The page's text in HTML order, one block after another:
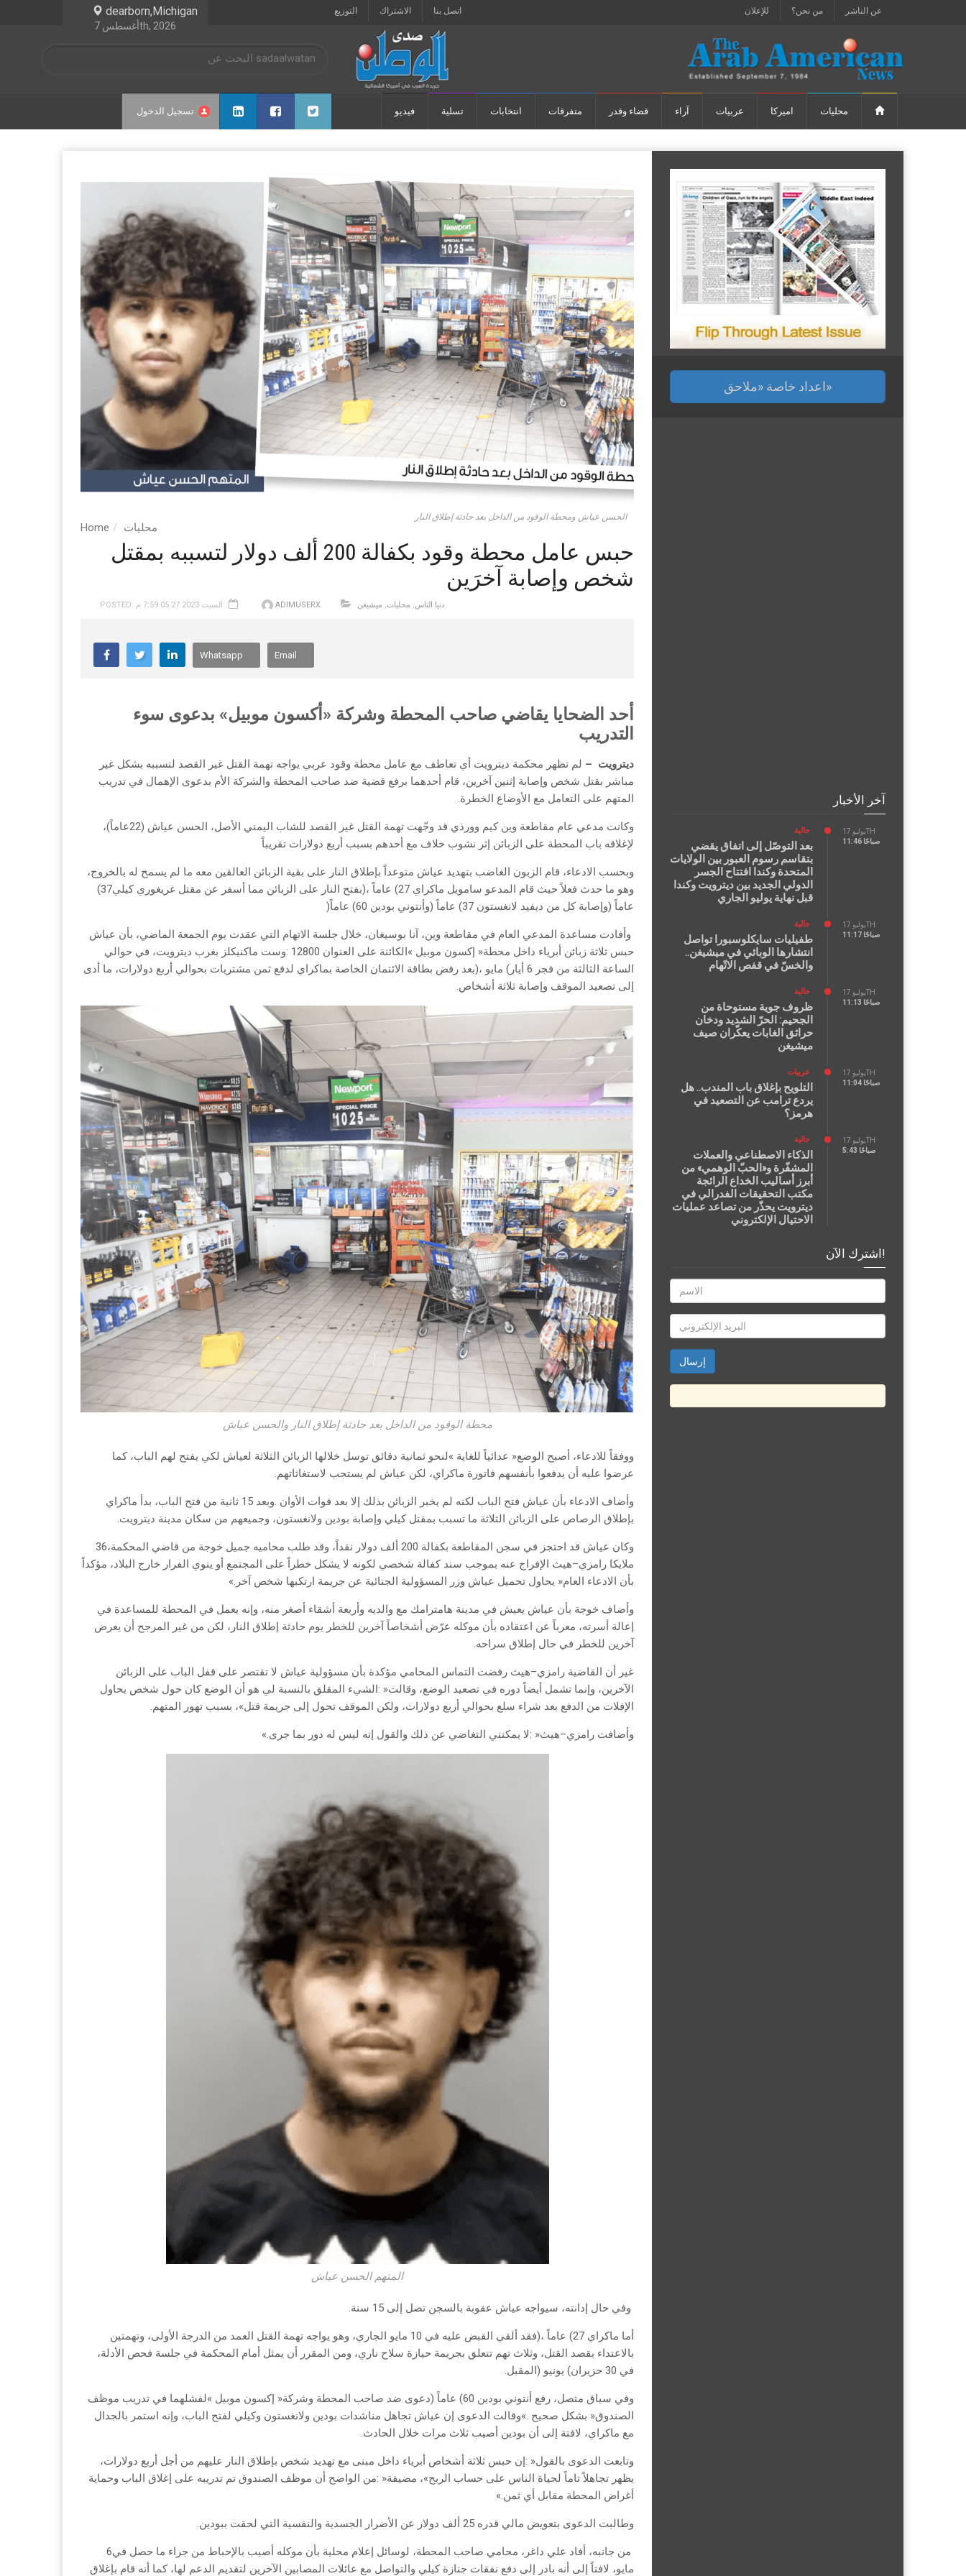
dearborn,Michigan
أغسطس 7th, 2026
اتصل بنا الاشتراك التوزيع عن الناشر من نحن؟ للإعلان
تسجيل الدخول محليات اميركا عربيات آراء قضاء وقدر متفرقات انتخابات تسلية فيديو
الحسن‭ ‬عياش ومحطة الوقود من الداخل بعد حادثة إطلاق النار
Home محليات
حبس عامل محطة وقود بكفالة 200 ألف دولار لتسببه بمقتل
شخص وإصابة آخرَين
POSTED: السبت 05.27.2023 7:59 م ADIMUSERX دنيا الناس, محليات, ميشيغن
Whatsapp Email
‬التدريب
ديترويت‭ ‬ –
‬المتهم‭ ‬على‭ ‬التعامل‭ ‬مع‭ ‬الأوضاع‭ ‬الخطرة‭.‬
‬لإغلاقه‭ ‬باب‭ ‬المحطة‭ ‬على‭ ‬الزبائن‭ ‬إثر‭ ‬نشوب‭ ‬خلاف‭ ‬مع‭ ‬أحدهم‭ ‬بسبب‭ ‬أربع‭ ‬دولارات‭ ‬تقريباً
‬وهو‭ ‬ما‭ ‬حدث‭ ‬فعلاً‭ ‬حيث‭ ‬قام‭ ‬المدعو‭ ‬سامويل‭ ‬ماكراي‭ (‬27‭ ‬عاماً‭)‬،‭ ‬بفتح‭ ‬النار‭ ‬على‭ ‬الزبائن‭ ‬مما‭ ‬أسفر‭ ‬عن‭ ‬مقتل‭ ‬غريغوري‭ ‬كيلي‭ (‬37‭
‬عاماً‭) ‬وإصابة‭ ‬كل‭ ‬من‭ ‬ديفيد‭ ‬لانغستون‭ (‬37‭ ‬عاماً‭) ‬وأنتوني‭ ‬بودين‭ (‬60‭ ‬عاماً‭)‬
‬إلى‭ ‬تصعيد‭ ‬الموقف‭ ‬وإصابة‭ ‬ثلاثة‭ ‬أشخاص‭.‬
محطة الوقود من الداخل بعد حادثة إطلاق النار والحسن عياش
‬عرضوا‭ ‬عليه‭ ‬أن‭ ‬يدفعوا‭ ‬بأنفسهم‭ ‬فاتورة‭ ‬ماكراي،‭ ‬لكن‭ ‬عياش‭ ‬لم‭ ‬يستجب‭ ‬لاستغاثاتهم‭.‬
‬بإطلاق‭ ‬الرصاص‭ ‬على‭ ‬الزبائن‭ ‬الثلاثة‭ ‬ما‭ ‬تسبب‭ ‬بمقتل‭ ‬كيلي‭ ‬وإصابة‭ ‬بودين‭ ‬ولانغستون،‭ ‬وجميعهم‭ ‬من‭ ‬سكان‭ ‬مدينة‭ ‬ديترويت‭.‬
وكان‭ ‬عياش‭ ‬قد‭ ‬احتجز‭ ‬في‭ ‬سجن‭ ‬المقاطعة‭ ‬بكفالة‭ ‬200‭ ‬ألف‭ ‬دولار‭ ‬نقداً،‭ ‬وقد‭ ‬طلب‭ ‬محاميه‭ ‬جميل‭ ‬خوجة‭ ‬من‭ ‬قاضي‭ ‬المحكمة‭ ‬36،‭
‬بأن‭ ‬الادعاء‭ ‬العام‭ ‬‮«‬يحاول‭ ‬تحميل‭ ‬عياش‭ ‬وزر‭ ‬المسؤولية‭ ‬الجنائية‭ ‬عن‭ ‬جريمة‭ ‬ارتكبها‭ ‬شخص‭ ‬آخر‮»‬‭.‬
‬آخرين‭ ‬للخطر‭ ‬في‭ ‬حال‭ ‬إطلاق‭ ‬سراحه‭.‬
‬الإفلات‭ ‬من‭ ‬الدفع‭ ‬بعد‭ ‬شراء‭ ‬سلع‭ ‬بحوالي‭ ‬أربع‭ ‬دولارات،‭ ‬ولكن‭ ‬الموقف‭ ‬تحول‭ ‬إلى‭ ‬جريمة‭ ‬قتل‮»‬،‭ ‬بسبب‭ ‬تهور‭ ‬المتهم‭.‬
وأضافت‭ ‬رامزي–هيث‭: ‬‮«‬لا‭ ‬يمكنني‭ ‬التغاضي‭ ‬عن‭ ‬ذلك‭ ‬والقول‭ ‬إنه‭ ‬ليس‭ ‬له‭ ‬دور‭ ‬بما‭ ‬جرى‮»‬‭.‬
المتهم الحسن عياش
‬في‭ ‬30‭ ‬حزيران‭ (‬يونيو‭) ‬المقبل‭.‬
‬مع‭ ‬ماكراي،‭ ‬لافتة‭ ‬إلى‭ ‬أن‭ ‬بودين‭ ‬أصيب‭ ‬ثلاث‭ ‬مرات‭ ‬خلال‭ ‬الحادث‭.‬
‬أغراض‭ ‬المحطة‭ ‬مقابل‭ ‬أي‭ ‬ثمن‮»‬‭.‬
وطالبت‭ ‬الدعوى‭ ‬بتعويض‭ ‬مالي‭ ‬قدره‭ ‬25‭ ‬ألف‭ ‬دولار‭ ‬عن‭ ‬الأضرار‭ ‬الجسدية‭ ‬والنفسية‭ ‬التي‭ ‬لحقت‭ ‬ببودين‭.‬
‭ ‬من‭ ‬جانبه،‭ ‬أفاد‭ ‬علي‭ ‬داغر،‭ ‬محامي‭ ‬صاحب‭ ‬المحطة،‭ ‬لوسائل‭ ‬إعلام‭ ‬محلية‭ ‬بأن‭ ‬موكله‭ ‬أصيب‭ ‬بالإحباط‭ ‬من‭ ‬جراء‭ ‬ما‭ ‬حصل‭ ‬في‭ ‬6‭
اعداد خاصة «ملاحق»
آخر الأخبار
يوليو 17TH
11:46 صباحًا
جالية
بعد التوصّل إلى اتفاق يقضي
بتقاسم رسوم العبور بين الولايات
المتحدة وكندا افتتاح الجسر
الدولي الجديد بين ديترويت وكندا
قبل نهاية يوليو الجاري
يوليو 17TH
11:17 صباحًا
جالية
طفيليات سايكلوسبورا تواصل
انتشارها الوبائي في ميشيغن..
والخسّ في قفص الاتّهام
يوليو 17TH
11:13 صباحًا
جالية
ظروف جوية مستوحاة من
الجحيم: الحرّ الشديد ودخان
حرائق الغابات يعكّران صيف
ميشيغن
يوليو 17TH
11:04 صباحًا
عربيات
التلويح بإغلاق باب المندب.. هل
يردع ترامب عن التصعيد في
هرمز؟
يوليو 17TH
5:43 صباحًا
جالية
الذكاء الاصطناعي والعملات
المشفّرة و«الحبّ الوهمي» من
أبرز أساليب الخداع الرائجة
مكتب التحقيقات الفدرالي في
ديترويت يحذّر من تصاعد عمليات
الاحتيال الإلكتروني
اشترك الآن!